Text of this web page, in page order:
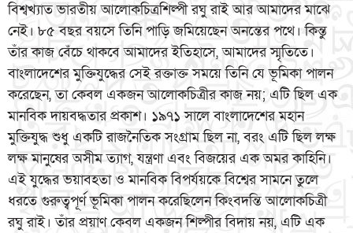
বিশ্বখ্যাত ভারতীয় আলোকচিত্রশিল্পী রঘু রাই আর আমাদের মাঝে
নেই। ৮৫ বছর বয়সে তিনি পাড়ি জমিয়েছেন অনন্তের পথে। কিন্তু
তাঁর কাজ বেঁচে থাকবে আমাদের ইতিহাসে, আমাদের স্মৃতিতে।
বাংলাদেশের মুক্তিযুদ্ধের সেই রক্তাক্ত সময়ে তিনি যে ভূমিকা পালন
করেছেন, তা কেবল একজন আলোকচিত্রীর কাজ নয়; এটি ছিল এক
মানবিক দায়বদ্ধতার প্রকাশ। ১৯৭১ সালে বাংলাদেশের মহান
মুক্তিযুদ্ধ শুধু একটি রাজনৈতিক সংগ্রাম ছিল না, বরং এটি ছিল লক্ষ
লক্ষ মানুষের অসীম ত্যাগ, যন্ত্রণা এবং বিজয়ের এক অমর কাহিনি।
এই যুদ্ধের ভয়াবহতা ও মানবিক বিপর্যয়কে বিশ্বের সামনে তুলে
ধরতে গুরুত্বপূর্ণ ভূমিকা পালন করেছিলেন কিংবদন্তি আলোকচিত্রী
রঘু রাই। তাঁর প্রয়াণ কেবল একজন শিল্পীর বিদায় নয়, এটি এক